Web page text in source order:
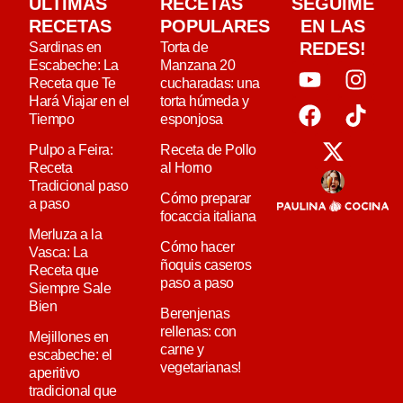
RECETAS
Sardinas en
Escabeche: La
Receta que Te
Hará Viajar en el
Tiempo
Pulpo a Feira:
Receta
Tradicional paso
a paso
Merluza a la
Vasca: La
Receta que
Siempre Sale
Bien
Mejillones en
escabeche: el
aperitivo
tradicional que
POPULARES
Torta de
Manzana 20
cucharadas: una
torta húmeda y
esponjosa
Receta de Pollo
al Horno
Cómo preparar
focaccia italiana
Cómo hacer
ñoquis caseros
paso a paso
Berenjenas
rellenas: con
carne y
vegetarianas!
EN LAS
REDES!